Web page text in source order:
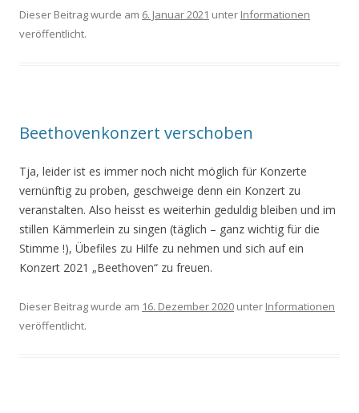
Dieser Beitrag wurde am 6. Januar 2021 unter Informationen
veröffentlicht.
Beethovenkonzert verschoben
Tja, leider ist es immer noch nicht möglich für Konzerte
vernünftig zu proben, geschweige denn ein Konzert zu
veranstalten. Also heisst es weiterhin geduldig bleiben und im
stillen Kämmerlein zu singen (täglich – ganz wichtig für die
Stimme !), Übefiles zu Hilfe zu nehmen und sich auf ein
Konzert 2021 „Beethoven“ zu freuen.
Dieser Beitrag wurde am 16. Dezember 2020 unter Informationen
veröffentlicht.